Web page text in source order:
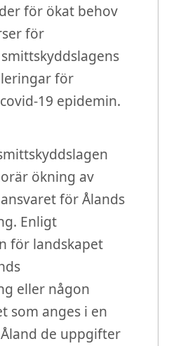
för ökat behov
för
för
19 epidemin.
ökning av
för Ålands
Enligt
för landskapet
eller någon
som anges i en
de uppgifter